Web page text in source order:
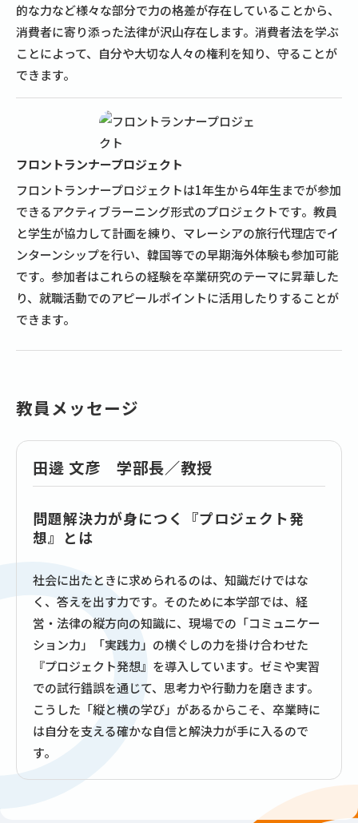
的な力など様々な部分で力の格差が存在していることから、
消費者に寄り添った法律が沢山存在します。消費者法を学ぶ
ことによって、自分や大切な人々の権利を知り、守ることが
できます。
フロントランナープロジェクト
フロントランナープロジェクトは1年生から4年生までが参加
できるアクティブラーニング形式のプロジェクトです。教員
と学生が協力して計画を練り、マレーシアの旅行代理店でイ
ンターンシップを行い、韓国等での早期海外体験も参加可能
です。参加者はこれらの経験を卒業研究のテーマに昇華した
り、就職活動でのアピールポイントに活用したりすることが
できます。
教員メッセージ
田邊 文彦 学部長／教授
問題解決力が身につく『プロジェクト発
想』とは
社会に出たときに求められるのは、知識だけではな
く、答えを出す力です。そのために本学部では、経
営・法律の縦方向の知識に、現場での「コミュニケー
ション力」「実践力」の横ぐしの力を掛け合わせた
『プロジェクト発想』を導入しています。ゼミや実習
での試行錯誤を通じて、思考力や行動力を磨きます。
こうした「縦と横の学び」があるからこそ、卒業時に
は自分を支える確かな自信と解決力が手に入るので
す。